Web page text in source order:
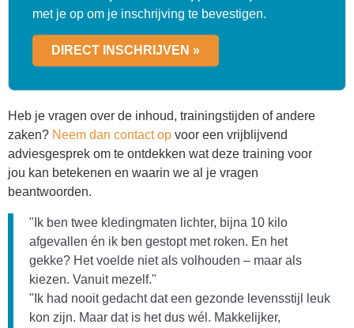
met je op om je inschrijving te bevestigen.
DIRECT INSCHRIJVEN »
Heb je vragen over de inhoud, trainingstijden of andere
zaken? Neem dan contact op voor een vrijblijvend
adviesgesprek om te ontdekken wat deze training voor
jou kan betekenen en waarin we al je vragen
beantwoorden.
"Ik ben twee kledingmaten lichter, bijna 10 kilo
afgevallen én ik ben gestopt met roken. En het
gekke? Het voelde niet als volhouden – maar als
kiezen. Vanuit mezelf."
"Ik had nooit gedacht dat een gezonde levensstijl leuk
kon zijn. Maar dat is het dus wél. Makkelijker,